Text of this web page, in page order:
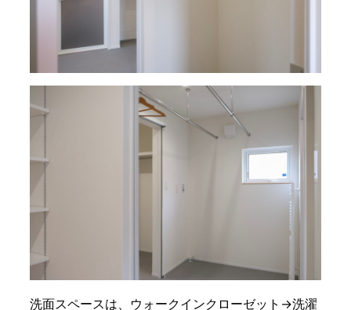
洗面スペースは、ウォークインクローゼット→洗濯